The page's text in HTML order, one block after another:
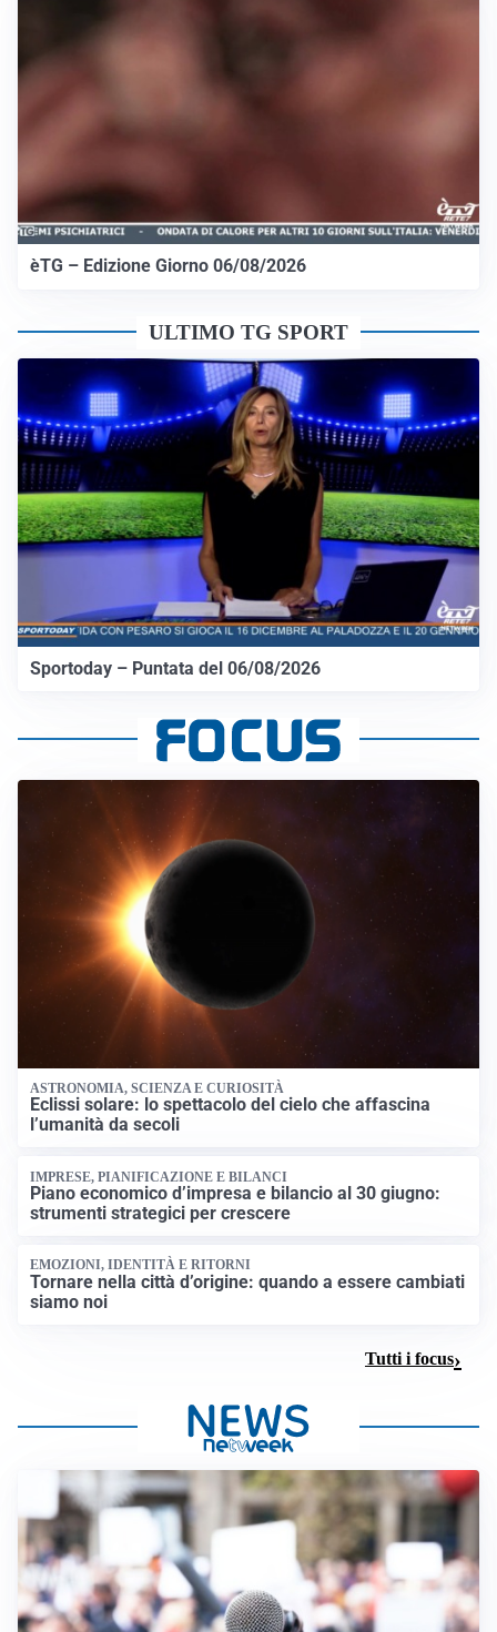
èTG – Edizione Giorno 06/08/2026
ULTIMO TG SPORT
Sportoday – Puntata del 06/08/2026
ASTRONOMIA, SCIENZA E CURIOSITÀ
Eclissi solare: lo spettacolo del cielo che affascina
l’umanità da secoli
IMPRESE, PIANIFICAZIONE E BILANCI
Piano economico d’impresa e bilancio al 30 giugno:
strumenti strategici per crescere
EMOZIONI, IDENTITÀ E RITORNI
Tornare nella città d’origine: quando a essere cambiati
siamo noi
Tutti i focus